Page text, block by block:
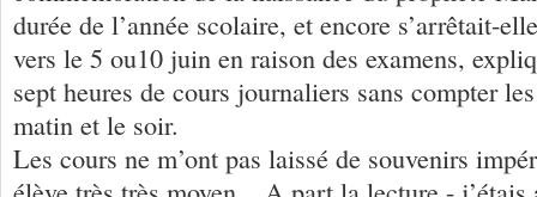
durée de l’année scolaire, et encore s’arrêtait-
vers le 5 ou10 juin en raison des examens,
sept heures de cours journaliers sans compter
matin et le soir.
Les cours ne m’ont pas laissé de souvenirs